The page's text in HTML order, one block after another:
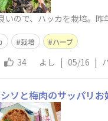
いので、ハッカを栽培。昨
栽培 ハーブ
34 よし | 05/16 |
ソと梅肉のサッパリお